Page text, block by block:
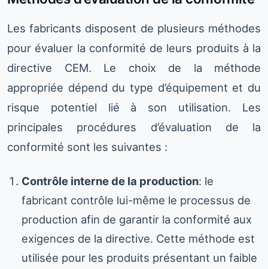
Les fabricants disposent de plusieurs méthodes
pour évaluer la conformité de leurs produits à la
directive CEM. Le choix de la méthode
appropriée dépend du type d’équipement et du
risque potentiel lié à son utilisation. Les
principales procédures d’évaluation de la
conformité sont les suivantes :
Contrôle interne de la production: le
fabricant contrôle lui-même le processus de
production afin de garantir la conformité aux
exigences de la directive. Cette méthode est
utilisée pour les produits présentant un faible